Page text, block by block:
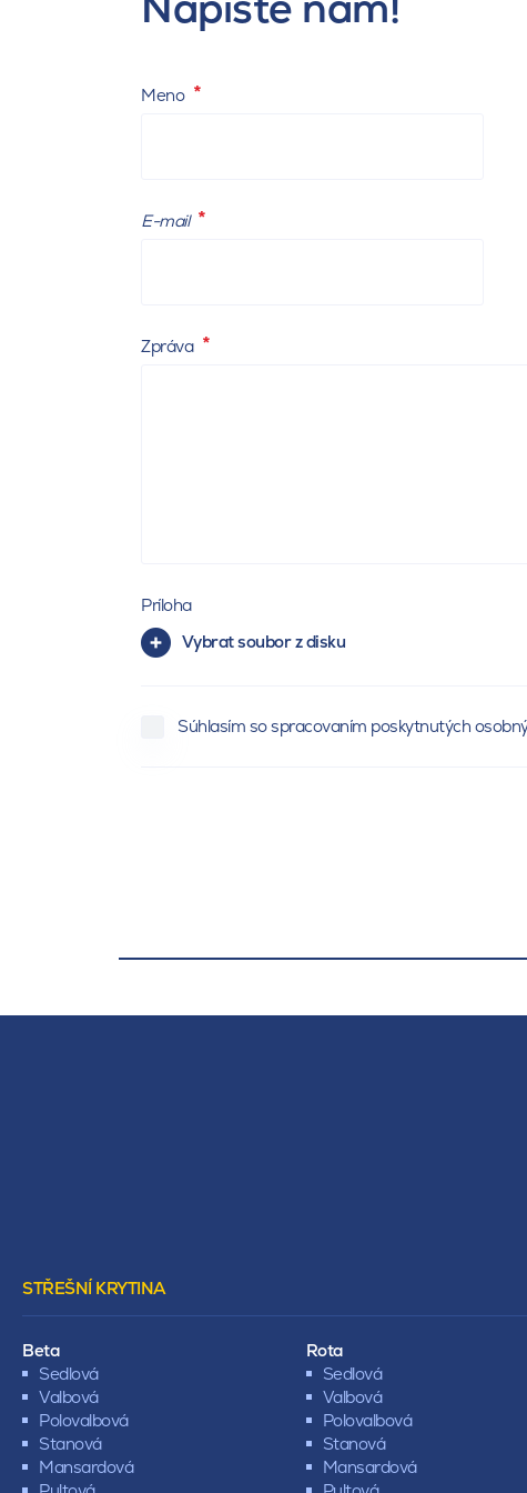
Meno
E-mail
Zpráva
Príloha
Vybrat soubor z disku
Súhlasím so spracovaním poskytnutých
STŘEŠNÍ KRYTINA
Beta
Sedlová
Valbová
Polovalbová
Stanová
Mansardová
Rota
Sedlová
Valbová
Polovalbová
Stanová
Mansardová